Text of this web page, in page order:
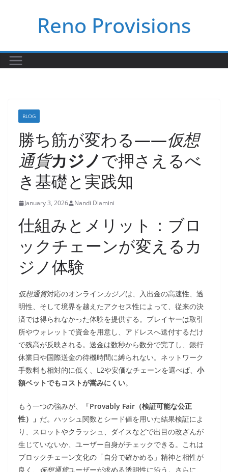
Reno Provisions
BLOG
勝ち筋が変わる――仮想
通貨カジノで押さえるべ
き基礎と実践知
January 3, 2026 Nandi Dlamini
仕組みとメリット：ブロ
ックチェーンが変えるカ
ジノ体験
仮想通貨対応のオンラインカジノは、入出金の高速性、透
明性、そして境界を越えたアクセス性によって、従来の決
済では得られなかった体験を提供する。プレイヤーは取引
所やウォレットで資金を用意し、アドレスへ送付するだけ
で残高が反映される。送金は数秒から数分で完了し、銀行
休業日や国際送金の待機時間に縛られない。ネットワーク
手数料も相対的に低く、L2や安価なチェーンを選べば、 小
額ベットでもコストが嵩みにくい。
もう一つの強みが、
「Provably Fair（検証可能な公正
性）」 だ。ハッシュ関数とシード値を用いた結果検証によ
り、スロットやクラッシュ、ダイスなどで出目の改ざんが
生じていないか、ユーザー自身がチェックできる。これは
ブロックチェーン文化の「自分で確かめる」精神と相性が
良く、 仮想通貨ユーザーが求める透明性に沿う。さらに、